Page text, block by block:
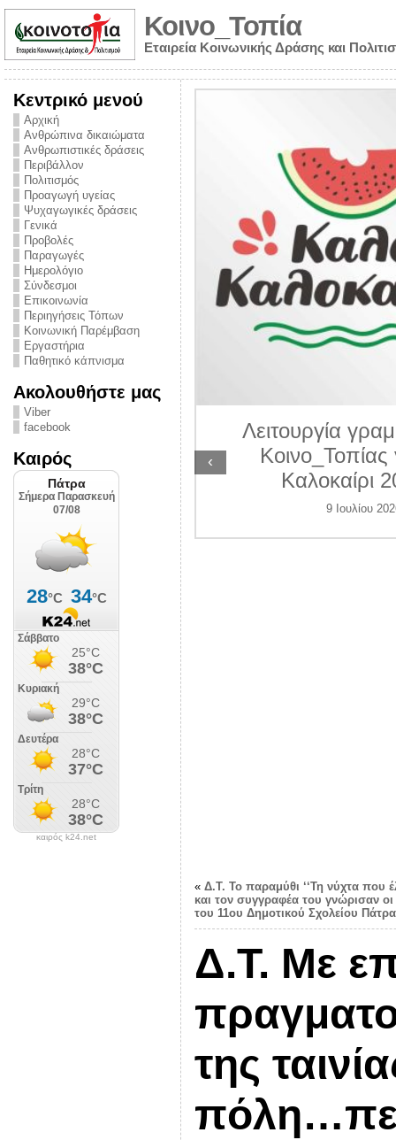
Κοινο_Τοπία
Εταιρεία Κοινωνικής Δράσης και
Κεντρικό μενού
Αρχική
Ανθρώπινα δικαιώματα
Ανθρωπιστικές δράσεις
Περιβάλλον
Πολιτισμός
Προαγωγή υγείας
Ψυχαγωγικές δράσεις
Γενικά
Προβολές
Παραγωγές
Ημερολόγιο
Σύνδεσμοι
Επικοινωνία
Περιηγήσεις Τόπων
Κοινωνική Παρέμβαση
Εργαστήρια
Παθητικό κάπνισμα
Ακολουθήστε μας
Viber
facebook
Καιρός
καιρός k24.net
από την
την ημέρα
και
στο
2026
Λειτουργία
Κοινο_Τοπίας
Καλοκαίρι
9 Ιουλίου
‹
« Δ.Τ. Το παραμύθι ‘‘Τη νύχτα που
και τον συγγραφέα του γνώρισαν οι
του 11ου Δημοτικού Σχολείου
Δ.Τ. Με
της